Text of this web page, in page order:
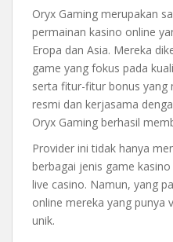
Oryx Gaming merupakan
permainan kasino online
Eropa dan Asia. Mereka
game yang fokus pada
serta fitur-fitur bonus yang
resmi dan kerjasama
Oryx Gaming berhasil
Provider ini tidak hanya
berbagai jenis game
live casino. Namun, yang
online mereka yang punya
unik.